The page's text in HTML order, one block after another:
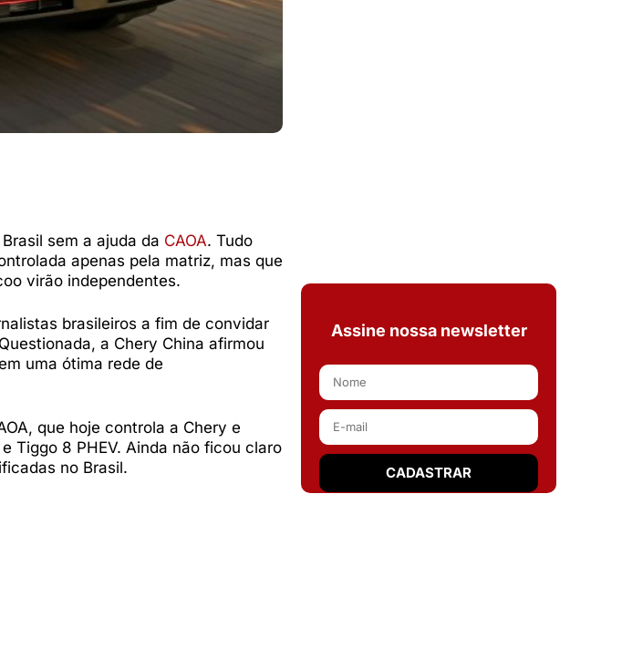
sem a ajuda da CAOA. Tudo
apenas pela matriz, mas que
virão independentes.
brasileiros a fim de convidar
a Chery China afirmou
uma ótima rede de
que hoje controla a Chery e
Tiggo 8 PHEV. Ainda não ficou claro
no Brasil.
Assine nossa newsletter